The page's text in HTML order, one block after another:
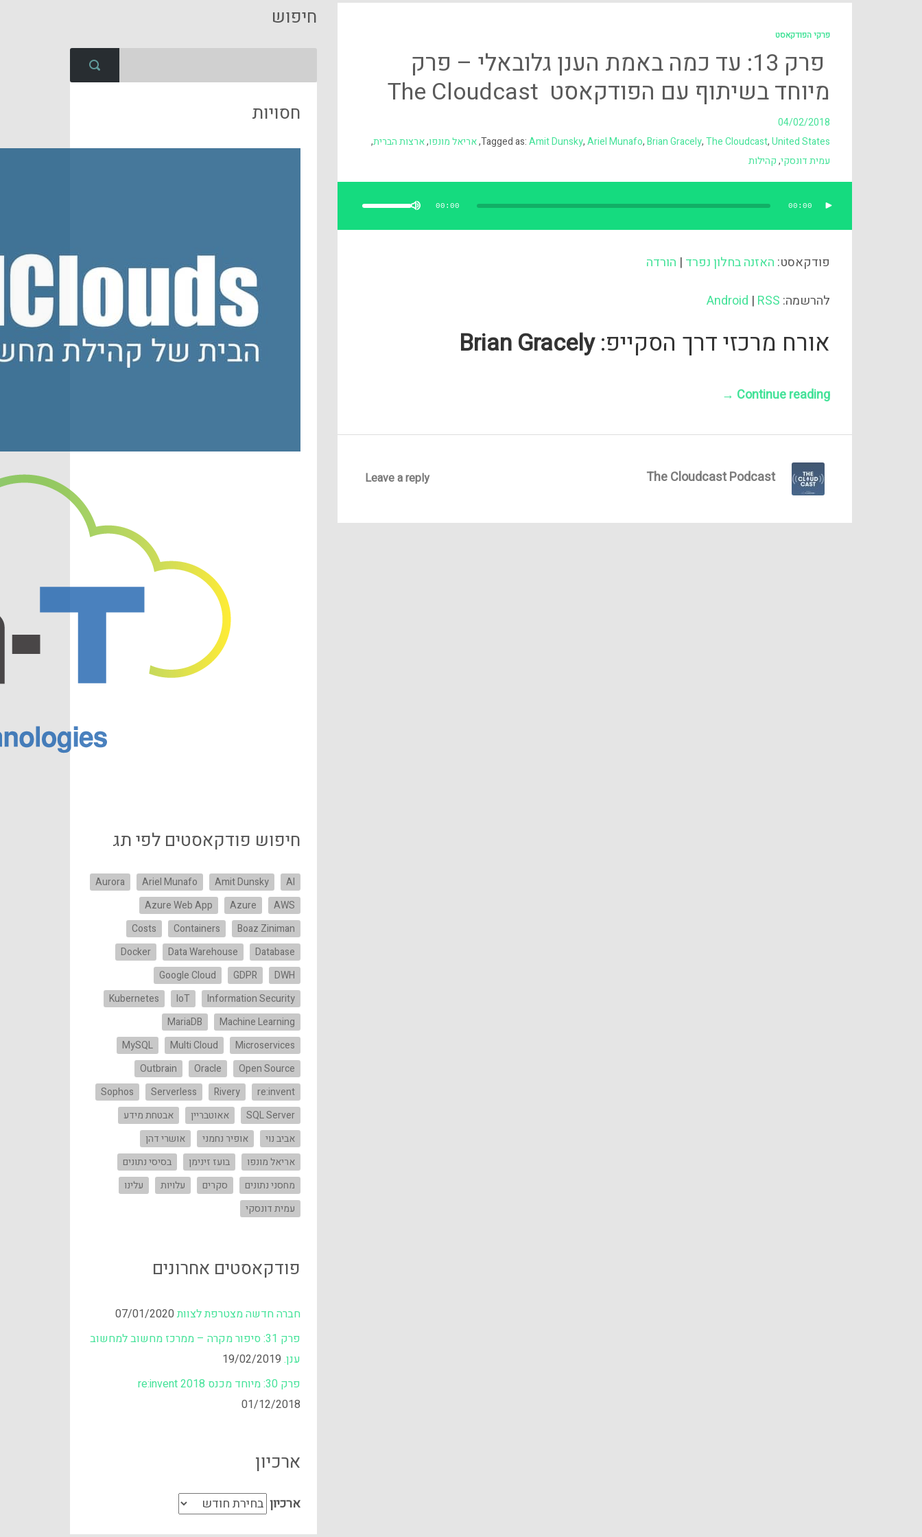
פרקי הפודקאסט
פרק 13: עד כמה באמת הענן גלובאלי – פרק
מיוחד בשיתוף עם הפודקאסט The Cloudcast
04/02/2018
Tagged as:Amit Dunsky,Ariel Munafo,Brian Gracely,The Cloudcast,United States
,אריאל מונפו,ארצות הברית,
עמית דונסקי,קהילות
00:00
00:00
השתמש
כדי
להנמיך
פודקאסט: האזנה בחלון נפרד | הורדה
להרשמה: Android | RSS
אורח מרכזי דרך הסקייפ:Brian Gracely
Continue reading
→
Leave a reply The Cloudcast Podcast
חיפוש
חסויות
חיפוש פודקאסטים לפי תג
AI
Amit Dunsky
Ariel Munafo
Aurora
AWS
Azure
Azure Web App
Boaz Ziniman
Containers
Costs
Database
Data Warehouse
Docker
DWH
GDPR
Google Cloud
Information Security
IoT
Kubernetes
Machine Learning
MariaDB
Microservices
Multi Cloud
MySQL
Open Source
Oracle
Outbrain
re:invent
Rivery
Serverless
Sophos
SQL Server
אאוטבריין
אבטחת מידע
אביב נוי
אופיר נחמני
אושרי דהן
אריאל מונפו
בועז זינימן
בסיסי נתונים
מחסני נתונים
סקרים עלויות
עלינו
עמית דונסקי
פודקאסטים אחרונים
חברה חדשה מצטרפת לצוות07/01/2020
פרק 31: סיפור מקרה – ממרכז מחשוב למחשוב
ענן. 19/02/2019
פרק 30: מיוחד מכנס re:invent 2018
01/12/2018
ארכיון
ארכיון